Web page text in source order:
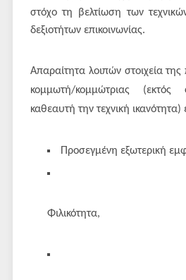
στόχο τη βελτίωση των
δεξιοτήτων επικοινωνίας.
Απαραίτητα λοιπών στοιχεία
κομμωτή/κομμώτριας
καθεαυτή την τεχνική ικανότητα)
Προσεγμένη εξωτερική
Φιλικότητα,